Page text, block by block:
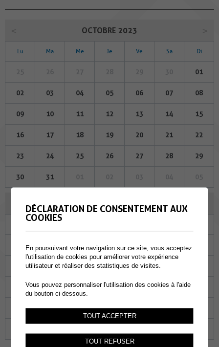
OCTOBRE 2023
Lu Ma Me Je Ve Sa Di
01
02 03 04 05 06 07 08
09 10 11 12 13 14 15
16 17 18 19 20 21 22
23 24 25 26 27 28 29
30 31
NOVEMBRE 2023
01 02 03
07 08 09 10
14 15 16 17 18
21 22 23 24 25
DÉCLARATION DE CONSENTEMENT AUX
COOKIES
En poursuivant votre navigation sur ce site, vous acceptez
l'utilisation de cookies pour améliorer votre expérience
utilisateur et réaliser des statistiques de visites.
Vous pouvez personnaliser l'utilisation des cookies à l'aide
du bouton ci-dessous.
TOUT ACCEPTER
TOUT REFUSER